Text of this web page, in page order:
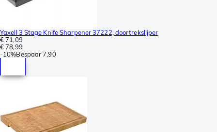
Yaxell 3 Stage Knife Sharpener 37222, doortrekslijper
€ 71,09
€ 78,99
-10%Bespaar 7,90